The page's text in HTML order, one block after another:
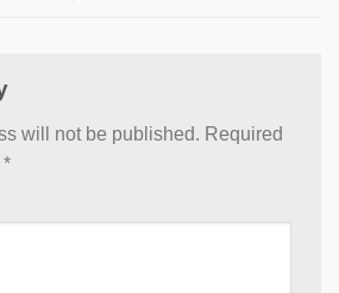
will not be published. Required
*